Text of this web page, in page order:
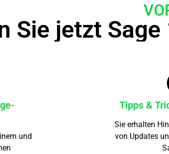
Sie jetzt
und
Tipps &
Sie erhalten
von Updates